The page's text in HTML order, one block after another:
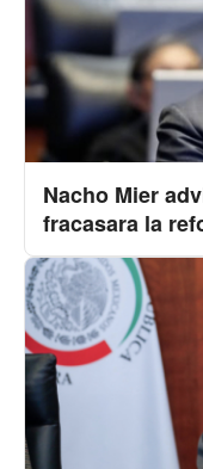
Nacho Mier
fracasara la